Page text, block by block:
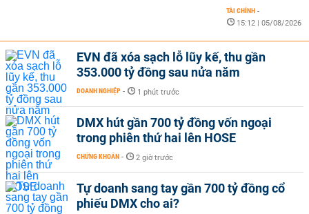
TÀI CHÍNH -
15:12 | 05/08/2026
EVN đã xóa sạch lỗ lũy kế, thu gần
353.000 tỷ đồng sau nửa năm
DOANH NGHIỆP - 1 phút trước
DMX hút gần 700 tỷ đồng vốn ngoại
trong phiên thứ hai lên HOSE
CHỨNG KHOÁN - 2 giờ trước
Tự doanh sang tay gần 700 tỷ đồng cổ
phiếu DMX cho ai?